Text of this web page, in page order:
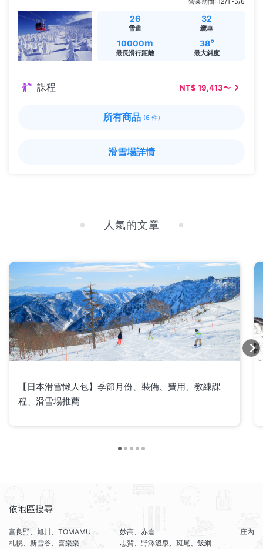
26
雪道
32
纜車
10000m
最長滑行距離
38°
最大斜度
課程 NT$ 19,413〜
所有商品 (6 件)
滑雪場詳情
人氣的文章
【日本滑雪懶人包】季節月份、裝備、費用、教練課
程、滑雪場推薦
依地區搜尋
富良野、旭川、TOMAMU
札幌、新雪谷、喜樂樂
妙高、赤倉
志賀、野澤溫泉、斑尾、飯綱
庄內